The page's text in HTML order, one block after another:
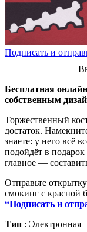
Подписать и
Бесплатная
собственным
Торжественный
достаток.
знаете: у него всё
подойдёт в
главное —
Отправьте
смокинг с красной
“Подписать и
Тип : Электронная